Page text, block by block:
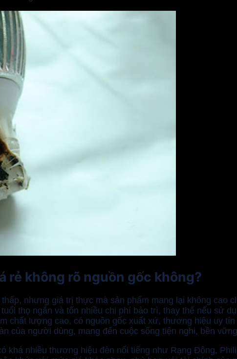
rẻ không rõ nguồn gốc không?
nhưng giá trị thực mà sản phẩm mang lại không cao
thọ ngắn và tốn nhiều chi phí bảo trì, thay thế nếu sử
chất lượng cao, có nguồn gốc xuất xứ, thương hiệu uy
của người dùng, mang đến cuộc sống tiện nghi, bền
khá nhiều thương hiệu đèn nổi tiếng như Rạng Đông,